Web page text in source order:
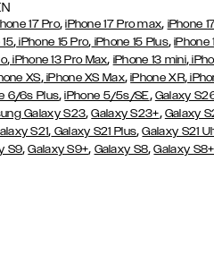
17 Pro,iPhone 17 Pro max, iPhone
, iPhone 15 Pro, iPhone 15 Plus,iPhone
, iPhone 13 Pro Max, iPhone 13 mini,
XS,iPhone XS Max,iPhone XR,
6/6s Plus,iPhone 5/5s/SE, Galaxy
Galaxy S23,Galaxy S23+, Galaxy
S21, Galaxy S21 Plus,Galaxy S21
S9,Galaxy S9+, Galaxy S8,Galaxy S8+